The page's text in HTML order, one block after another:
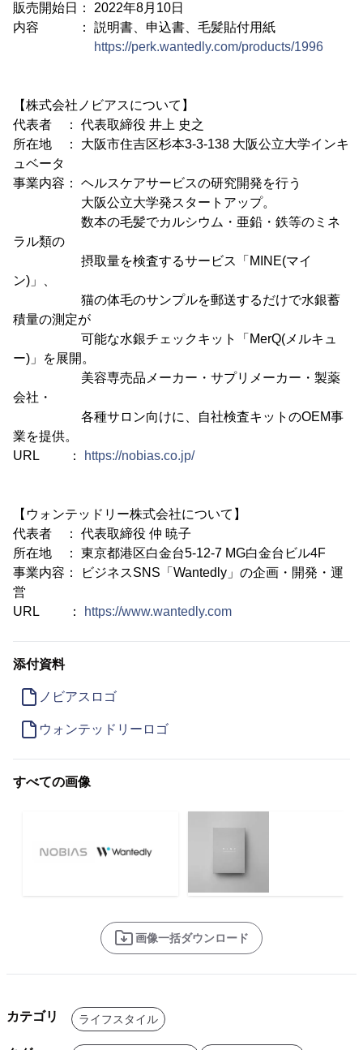
販売開始日： 2022年8月10日
内容 ： 説明書、申込書、毛髪貼付用紙
https://perk.wantedly.com/products/1996
【株式会社ノビアスについて】
代表者 ： 代表取締役 井上 史之
所在地 ： 大阪市住吉区杉本3-3-138 大阪公立大学インキ
ュベータ
事業内容： ヘルスケアサービスの研究開発を行う
大阪公立大学発スタートアップ。
数本の毛髪でカルシウム・亜鉛・鉄等のミネ
ラル類の
摂取量を検査するサービス「MINE(マイ
ン)」、
猫の体毛のサンプルを郵送するだけで水銀蓄
積量の測定が
可能な水銀チェックキット「MerQ(メルキュ
ー)」を展開。
美容専売品メーカー・サプリメーカー・製薬
会社・
各種サロン向けに、自社検査キットのOEM事
業を提供。
URL ：
https://nobias.co.jp/
【ウォンテッドリー株式会社について】
代表者 ： 代表取締役 仲 暁子
所在地 ： 東京都港区白金台5-12-7 MG白金台ビル4F
事業内容： ビジネスSNS「Wantedly」の企画・開発・運
営
URL ：
https://www.wantedly.com
添付資料
ノビアスロゴ
ウォンテッドリーロゴ
すべての画像
画像一括ダウンロード
カテゴリ ライフスタイル